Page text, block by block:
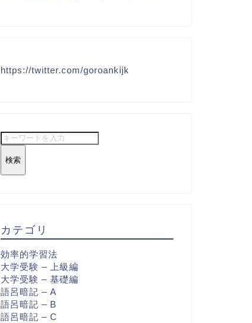
https://twitter.com/goroankijk
検索
カテゴリ
効率的学習法
大学受験 – 上級編
大学受験 – 基礎編
語呂暗記 – A
語呂暗記 – B
語呂暗記 – C